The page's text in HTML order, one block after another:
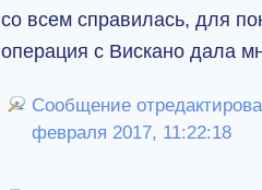
со всем справилась, для
операция с Вискано дала
Сообщение
февраля 2017, 11:22:18